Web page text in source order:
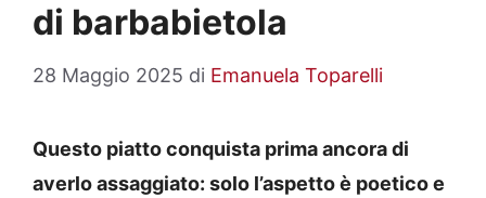
di barbabietola
28 Maggio 2025 di Emanuela Toparelli
Questo piatto conquista prima ancora di
averlo assaggiato: solo l’aspetto è poetico e